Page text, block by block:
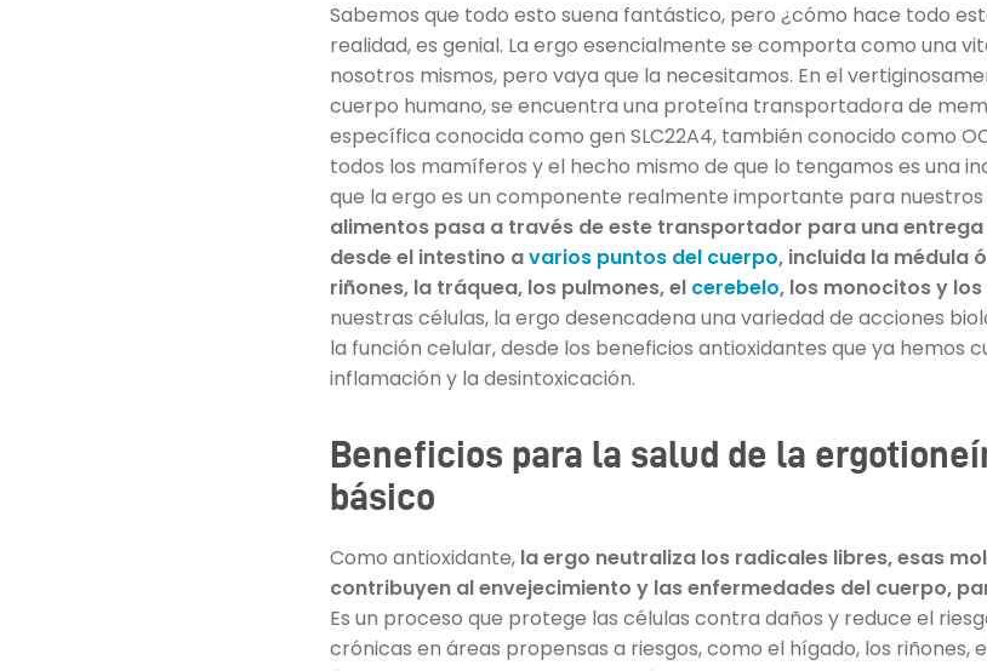
Sabemos que todo esto suena fantástico, pero ¿cómo hace todo
realidad, es genial. La ergo esencialmente se comporta como una
nosotros mismos, pero vaya que la necesitamos. En el
cuerpo humano, se encuentra una proteína transportadora de
específica conocida como gen SLC22A4, también conocido como
todos los mamíferos y el hecho mismo de que lo tengamos es una
que la ergo es un componente realmente importante para nuestros
alimentos pasa a través de este transportador para una
desde el intestino avarios puntos del cuerpo, incluida la médula
riñones, la tráquea, los pulmones, el cerebelo, los monocitos y los
nuestras células, la ergo desencadena una variedad de acciones
la función celular, desde los beneficios antioxidantes que ya hemos
inflamación y la desintoxicación.
Beneficios para la salud de la
básico
Como antioxidante, la ergo neutraliza los radicales libres, esas
contribuyen al envejecimiento y las enfermedades del cuerpo,
Es un proceso que protege las células contra daños y reduce el
crónicas en áreas propensas a riesgos, como el hígado, los riñones,